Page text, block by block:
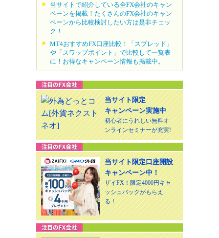
当サイトで紹介している全FX会社のキャン
ペーンを掲載！たくさんのFX会社のキャン
ペーンから比較検討したい方は是非チェッ
ク！
MT4おすすめFX口座比較！「スプレッド」
や「スワップポイント」で比較して一覧表
に！お得なキャンペーン情報も掲載中。
当サイト限定
キャンペーン実施中
初心者にうれしい無料オ
ンラインセミナーが充実!
当サイト限定口座開設
キャンペーン中！
ザイFX！限定4000円キャ
ッシュバックがもらえ
る！